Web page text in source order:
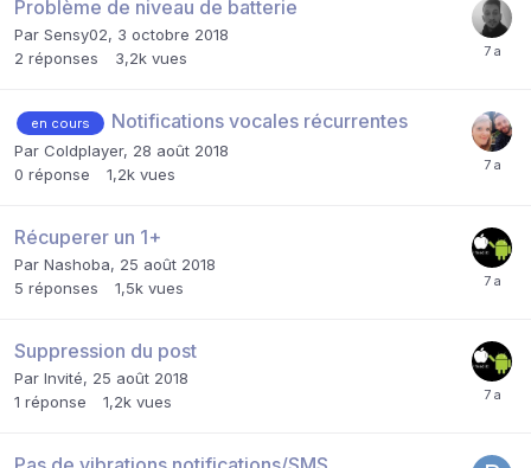
Problème de niveau de batterie
Par Sensy02, 3 octobre 2018
2 réponses 3,2k vues
en cours Notifications vocales récurrentes
Par Coldplayer, 28 août 2018
0 réponse 1,2k vues
Récuperer un 1+
Par Nashoba, 25 août 2018
5 réponses 1,5k vues
Suppression du post
Par Invité, 25 août 2018
1 réponse 1,2k vues